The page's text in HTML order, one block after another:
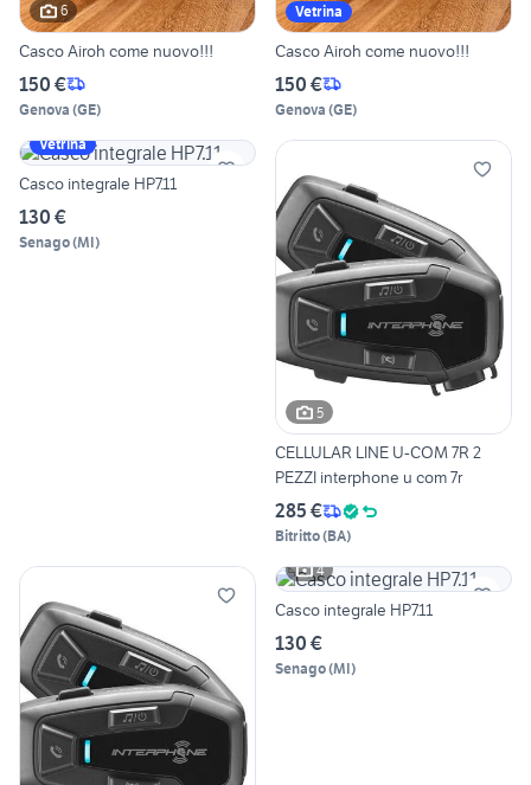
6
Casco Airoh come nuovo!!!
150 €
Genova (GE)
Vetrina
Casco Airoh come nuovo!!!
150 €
Genova (GE)
Vetrina
Casco integrale HP7.11
130 €
Senago(MI)
5
CELLULAR LINE U-COM 7R 2
PEZZI interphone u com 7r
285 €
Bitritto(BA)
4
Casco integrale HP7.11
130 €
Senago(MI)